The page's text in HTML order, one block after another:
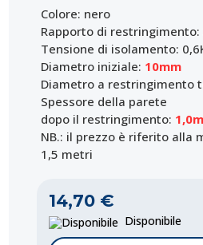
Colore: nero
Rapporto di restringimento:
Tensione di isolamento:
Diametro iniziale: 10mm
Diametro a restringimento
Spessore della parete
dopo il restringimento:
NB.: il prezzo è riferito alla
1,5 metri
14,70 €
Disponibile